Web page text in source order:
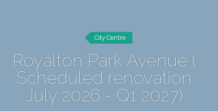
City Centre
Royalton Park Avenue (
Scheduled renovation
July 2026 - Q1 2027)